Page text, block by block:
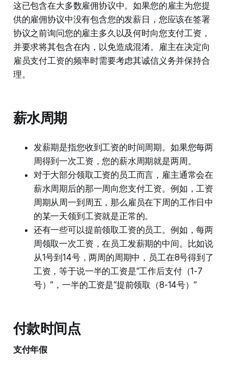
这已包含在大多数雇佣协议中。如果您的雇主为您提
供的雇佣协议中没有包含您的发薪日，您应该在签署
协议之前询问您的雇主多久以及何时向您支付工资，
并要求将其包含在内，以免造成混淆。雇主在决定向
雇员支付工资的频率时需要考虑其诚信义务并保持合
理。
薪水周期
发薪期是指您收到工资的时间周期。如果您每两
周得到一次工资，您的薪水周期就是两周。
对于大部分领取工资的员工而言，雇主通常会在
薪水周期后的那一周向您支付工资。例如，工资
周期从周一到周五，那么雇员在下周的工作日中
的某一天领到工资就是正常的。
还有一些可以提前领取工资的员工。例如，每两
周领取一次工资，在员工发薪期的中间。比如说
从1号到14号，两周的周期中，员工在8号得到了
工资，等于说一半的工资是“工作后支付（1-7
号）”，一半的工资是“提前领取（8-14号）”
付款时间点
支付年假